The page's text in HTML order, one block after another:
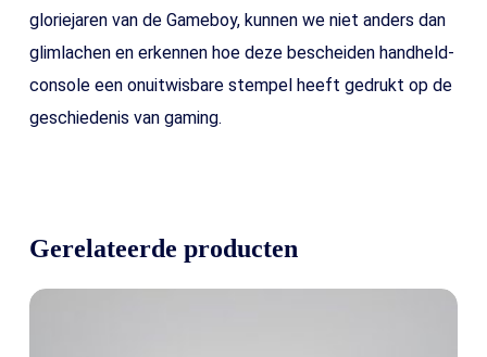
gloriejaren van de Gameboy, kunnen we niet anders dan
glimlachen en erkennen hoe deze bescheiden handheld-
console een onuitwisbare stempel heeft gedrukt op de
geschiedenis van gaming.
Gerelateerde producten